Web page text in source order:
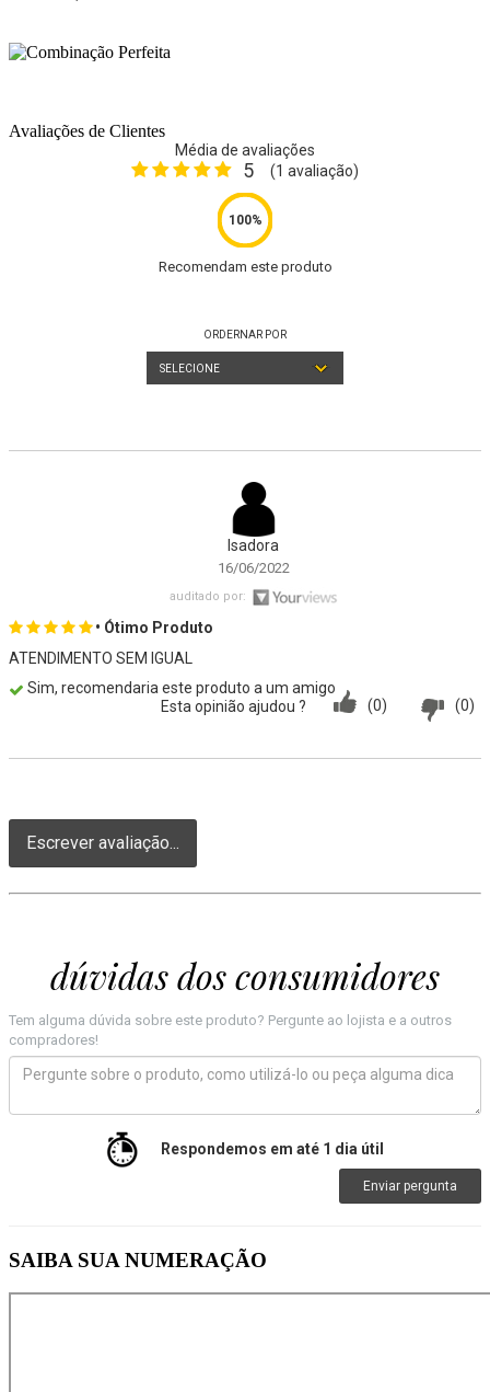
Avaliações de Clientes
Média de avaliações
5 (1 avaliação)
Recomendam este produto
ORDERNAR POR
SELECIONE
Isadora
16/06/2022
auditado por:
• Ótimo Produto
ATENDIMENTO SEM IGUAL
Sim, recomendaria este produto a um amigo
(0)
(0)
Esta opinião ajudou ?
Escrever avaliação...
dúvidas dos consumidores
Tem alguma dúvida sobre este produto? Pergunte ao lojista e a outros
compradores!
Respondemos em até 1 dia útil
Enviar pergunta
SAIBA SUA NUMERAÇÃO